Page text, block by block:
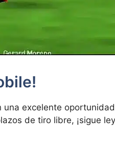
excelente
de tiro libre, ¡sigue